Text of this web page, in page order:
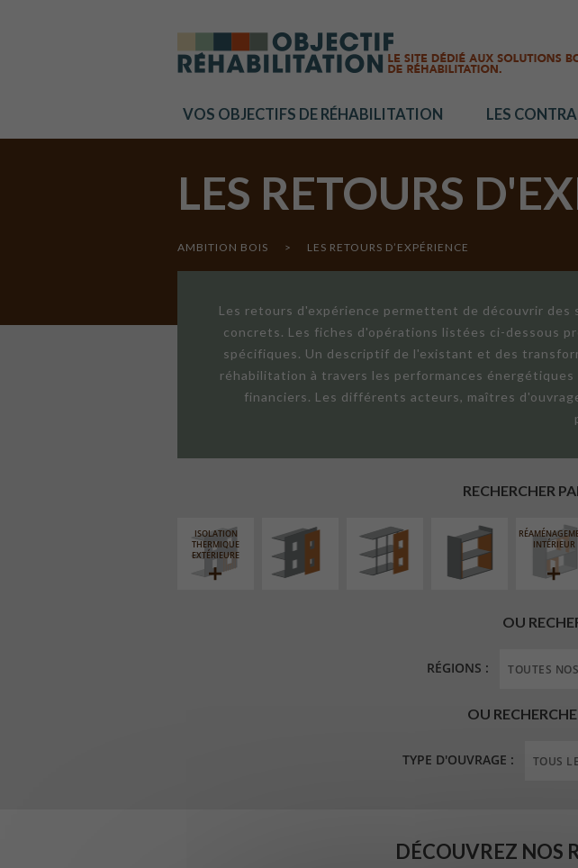
VOS OBJECTIFS DE RÉHABILITATION LES
LES RETOURS
AMBITION BOIS > LES RETOURS D’EXPÉRIENCE
Les retours d'expérience permettent de découvrir
concrets. Les fiches d'opérations listées ci-dessous
spécifiques. Un descriptif de l'existant et des
réhabilitation à travers les performances
financiers. Les différents acteurs, maîtres
RECHERCHER
ISOLATION
THERMIQUE
EXTÉRIEURE
INTÉRIEURE
INTÉRIEUR
OU
RÉGIONS :
OU
TYPE D'OUVRAGE :
DÉCOUVREZ NOS